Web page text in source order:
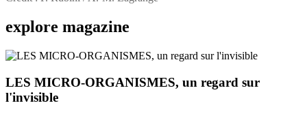
explore magazine
LES MICRO-ORGANISMES, un regard sur
l'invisible